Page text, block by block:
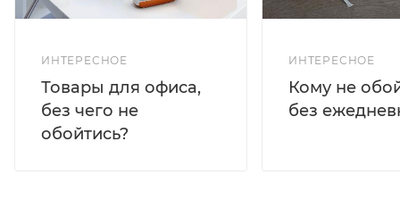
ИНТЕРЕСНОЕ
Товары для офиса,
без чего не
обойтись?
ИНТЕРЕСНОЕ
Кому не
без